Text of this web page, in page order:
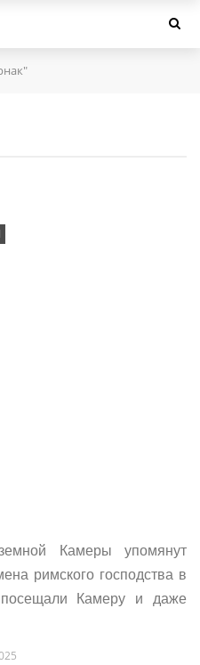
Камеры упомянут
римского господства в
Камеру и даже